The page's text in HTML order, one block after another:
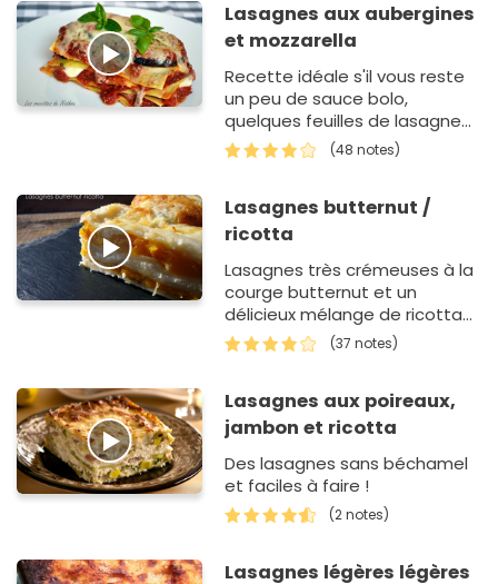
Lasagnes aux aubergines
et mozzarella
Recette idéale s'il vous reste
un peu de sauce bolo,
quelques feuilles de lasagne
fraîches et une aubergine qui
s'ennuie dans le frigo. Une fois
(48 notes)
Lasagnes butternut /
ricotta
Lasagnes très crémeuses à la
courge butternut et un
délicieux mélange de ricotta
et mozzarella(37 notes)
Lasagnes aux poireaux,
jambon et ricotta
Des lasagnes sans béchamel
et faciles à faire !
(2 notes)
Lasagnes légères légères